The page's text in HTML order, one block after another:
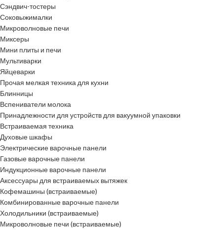
Сэндвич-тостеры
Соковыжималки
Микроволновые печи
Миксеры
Мини плиты и печи
Мультиварки
Яйцеварки
Прочая мелкая техника для кухни
Блинницы
Вспениватели молока
Принадлежности для устройств для вакуумной упаковки
Встраиваемая техника
Духовые шкафы
Электрические варочные панели
Газовые варочные панели
Индукционные варочные панели
Аксессуары для встраиваемых вытяжек
Кофемашины (встраиваемые)
Комбинированные варочные панели
Холодильники (встраиваемые)
Микроволновые печи (встраиваемые)